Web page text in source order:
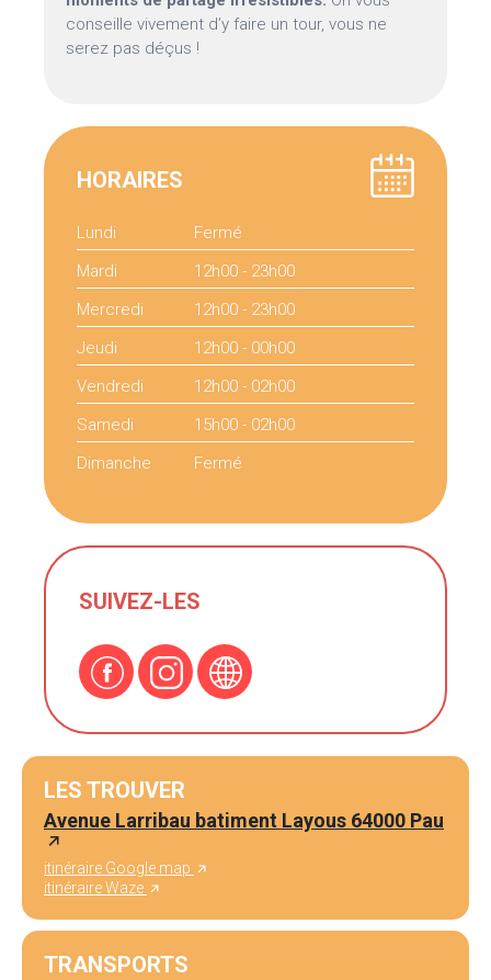
conseille vivement d’y faire un tour, vous ne
serez pas déçus !
HORAIRES
Lundi
Fermé
Mardi
12h00 - 23h00
Mercredi
12h00 - 23h00
Jeudi
12h00 - 00h00
Vendredi
12h00 - 02h00
Samedi
15h00 - 02h00
Dimanche
Fermé
SUIVEZ-LES
LES TROUVER
Avenue Larribau batiment Layous 64000 Pau
itinéraire Google map
itinéraire Waze
TRANSPORTS